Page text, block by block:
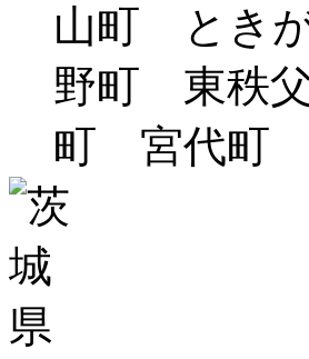
山町 とき
野町 東秩
町 宮代町